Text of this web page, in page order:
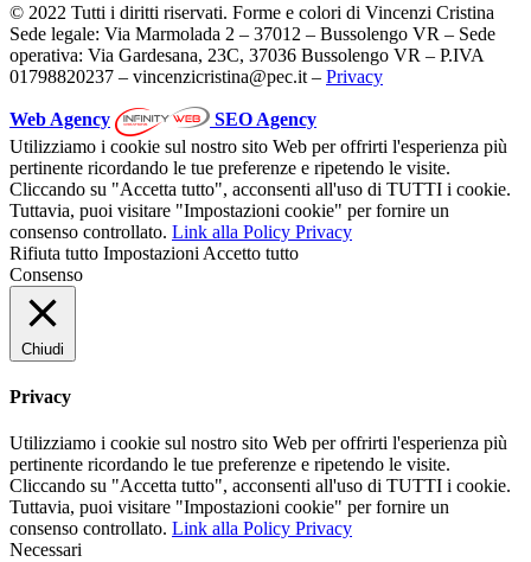
© 2022 Tutti i diritti riservati. Forme e colori di Vincenzi Cristina
Sede legale: Via Marmolada 2 – 37012 – Bussolengo VR – Sede
operativa: Via Gardesana, 23C, 37036 Bussolengo VR – P.IVA
01798820237 – vincenzicristina@pec.it – Privacy
Web Agency
SEO Agency
Utilizziamo i cookie sul nostro sito Web per offrirti l'esperienza più
pertinente ricordando le tue preferenze e ripetendo le visite.
Cliccando su "Accetta tutto", acconsenti all'uso di TUTTI i cookie.
Tuttavia, puoi visitare "Impostazioni cookie" per fornire un
consenso controllato. Link alla Policy Privacy
Rifiuta tutto Impostazioni Accetto tutto
Consenso
Chiudi
Privacy
Utilizziamo i cookie sul nostro sito Web per offrirti l'esperienza più
pertinente ricordando le tue preferenze e ripetendo le visite.
Cliccando su "Accetta tutto", acconsenti all'uso di TUTTI i cookie.
Tuttavia, puoi visitare "Impostazioni cookie" per fornire un
consenso controllato. Link alla Policy Privacy
Necessari